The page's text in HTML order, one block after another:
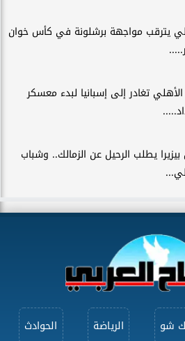
يترقب مواجهة برشلونة في كأس خوان
تغادر إلى إسبانيا لبدء معسكر
يطلب الرحيل عن الزمالك.. وشباب
شو الرياضة الحوادث